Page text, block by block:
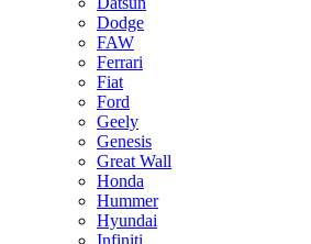
Dodge
FAW
Ferrari
Fiat
Ford
Geely
Genesis
Great Wall
Honda
Hummer
Hyundai
Infiniti